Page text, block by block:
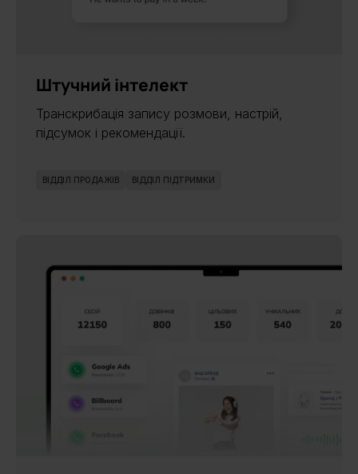
Штучний інтелект
Транскрибація запису розмови, настрій,
підсумок і рекомендації.
ВІДДІЛ ПРОДАЖІВ ВІДДІЛ ПІДТРИМКИ